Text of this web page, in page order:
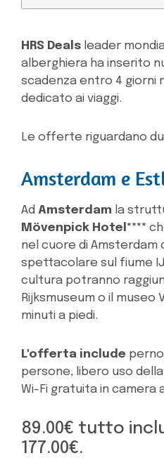
HRS Deals leader
alberghiera ha inserito
scadenza entro 4 giorni
dedicato ai viaggi.
Le offerte riguardano
Amsterdam e
Ad Amsterdam la
Mövenpick Hotel****
nel cuore di Amsterdam
spettacolare sul fiume
cultura potranno
Rijksmuseum o il museo
minuti a piedi.
L'offerta include
persone, libero uso
Wi-Fi gratuita in camera
89.00€ tutto
177.00€.